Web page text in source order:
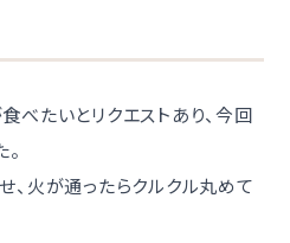
べたいとリクエストあり、今回
、火が通ったらクルクル丸めて